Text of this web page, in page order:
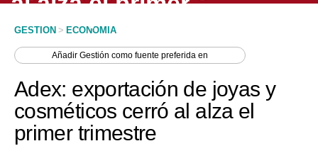
Economía
Mercados
GESTION > ECONOMIA
AñadirGestión como fuente preferida en
Adex: exportación de joyas y
cosméticos cerró al alza el
primer trimestre